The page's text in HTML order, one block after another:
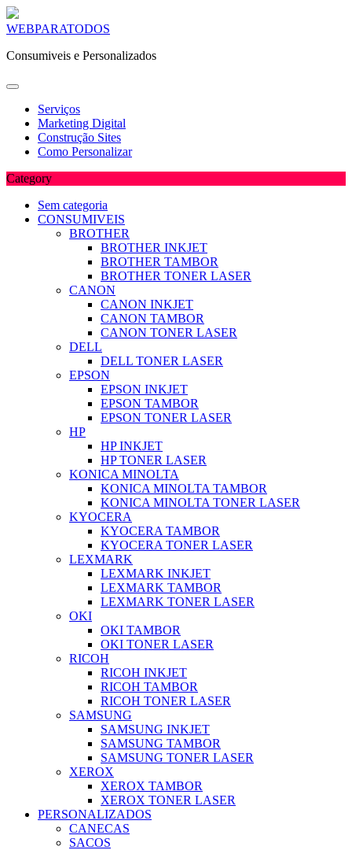
Skip
content
WEBPARATODOS
Consumiveis e Personalizados
Serviços
Marketing Digital
Construção Sites
Como Personalizar
Category
Sem categoria
CONSUMIVEIS
BROTHER
BROTHER INKJET
BROTHER TAMBOR
BROTHER TONER LASER
CANON
CANON INKJET
CANON TAMBOR
CANON TONER LASER
DELL
DELL TONER LASER
EPSON
EPSON INKJET
EPSON TAMBOR
EPSON TONER LASER
HP
HP INKJET
HP TONER LASER
KONICA MINOLTA
KONICA MINOLTA TAMBOR
KONICA MINOLTA TONER LASER
KYOCERA
KYOCERA TAMBOR
KYOCERA TONER LASER
LEXMARK
LEXMARK INKJET
LEXMARK TAMBOR
LEXMARK TONER LASER
OKI
OKI TAMBOR
OKI TONER LASER
RICOH
RICOH INKJET
RICOH TAMBOR
RICOH TONER LASER
SAMSUNG
SAMSUNG INKJET
SAMSUNG TAMBOR
SAMSUNG TONER LASER
XEROX
XEROX TAMBOR
XEROX TONER LASER
PERSONALIZADOS
CANECAS
SACOS